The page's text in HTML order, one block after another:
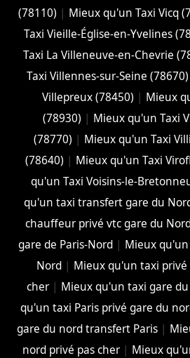
(78110) | Mieux qu'un Taxi Vicq
Taxi Vieille-Église-en-Yvelines
Taxi La Villeneuve-en-Chevrie
Taxi Villennes-sur-Seine (78670)
Villepreux (78450) | Mieux
(78930) | Mieux qu'un Taxi
(78770) | Mieux qu'un Taxi
(78640) | Mieux qu'un Taxi
qu'un Taxi Voisins-le-
qu'un taxi transfert gare du
chauffeur privé vtc gare du
gare de Paris-Nord | Mieux
Nord| Mieux qu'un taxi privé
cher | Mieux qu'un taxi gare
qu'un taxi Paris privé gare du
gare du nord transfert Paris|
nord privé pas cher | Mieux